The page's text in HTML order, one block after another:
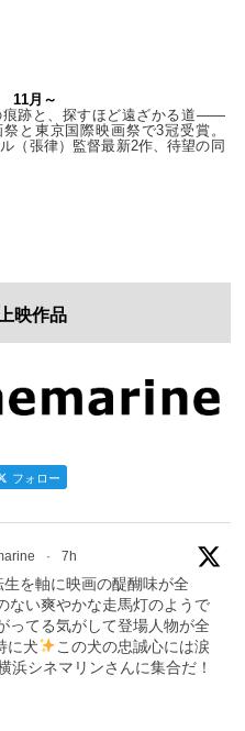
11月～
痕跡と、探すほど遠ざかる道——
と東京国際映画祭で3冠受賞。
（張律）監督最新2作、待望の同
映作品
フォロー
· 7h
生を軸に映画の醍醐味が全
ない爽やかな走馬灯のようで
ってる気がして登場人物が全
に犬
この犬の忠誠心には涙
浜シネマリンさんに集合だ！